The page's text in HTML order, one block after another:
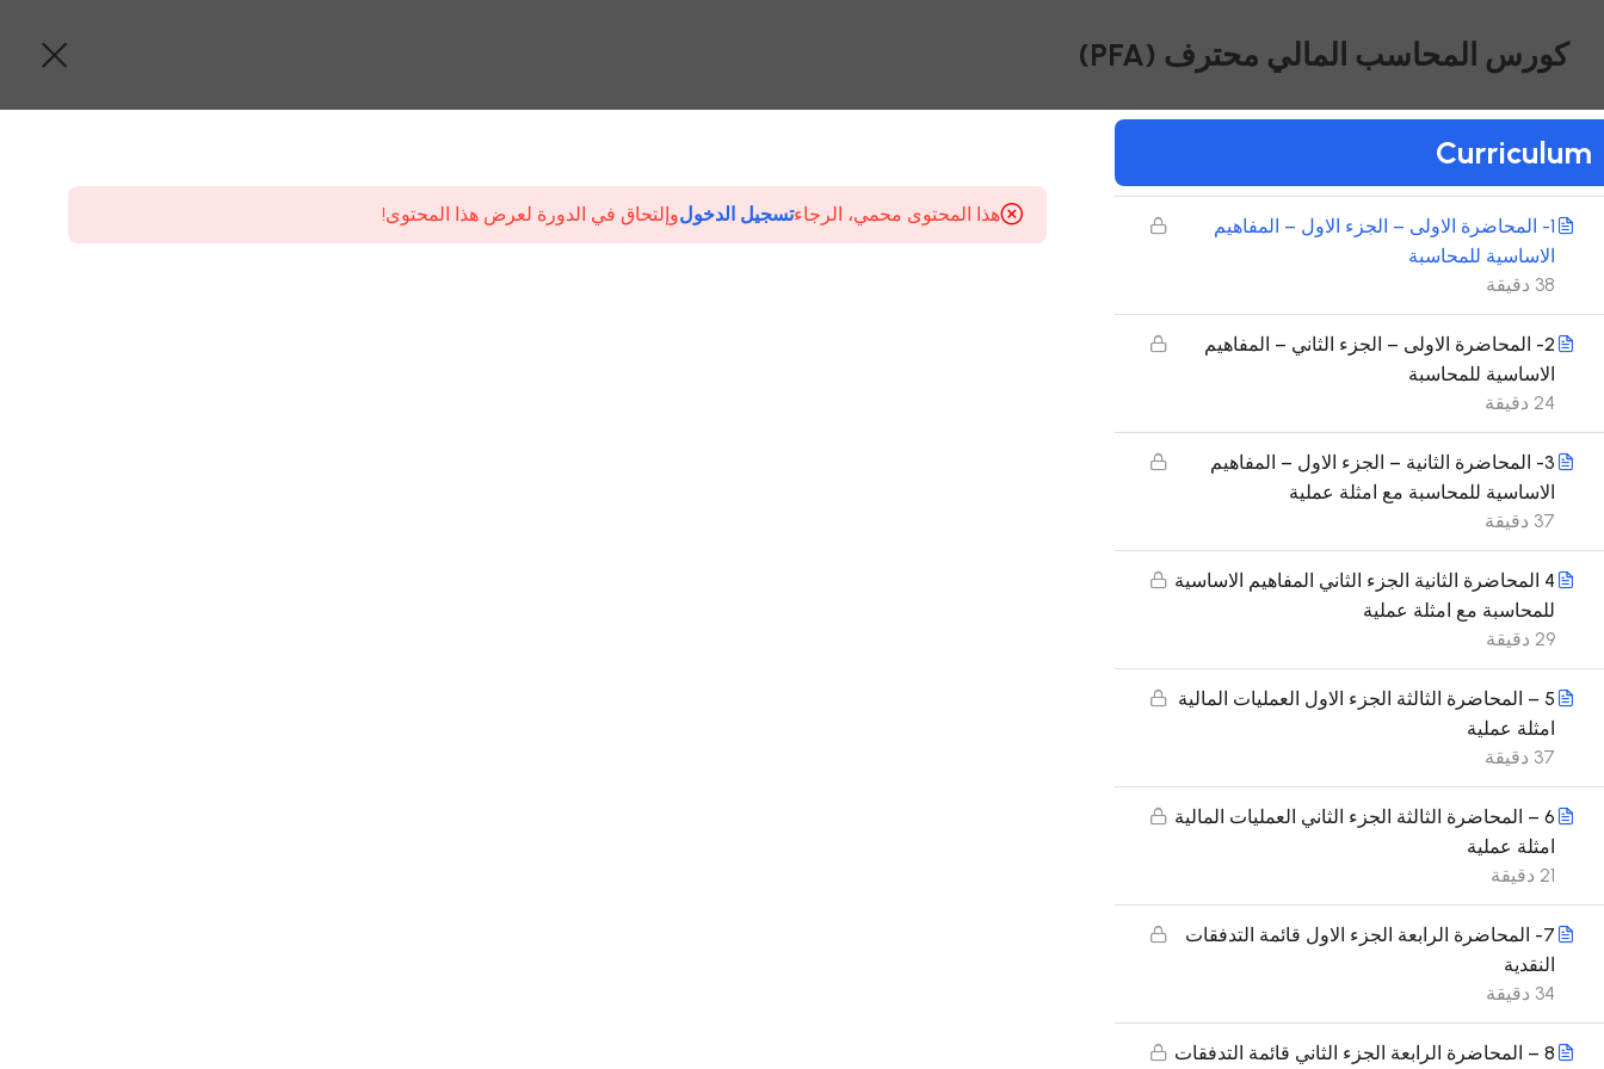
Accountant (PFA)
24
1- المحاضرة الاولى – الجزء الاول – المفاهيم
الاساسية للمحاسبة
38 دقيقة
2- المحاضرة الاولى – الجزء الثاني – المفاهيم
الاساسية للمحاسبة
24 دقيقة
3- المحاضرة الثانية – الجزء الاول – المفاهيم
الاساسية للمحاسبة مع امثلة عملية
37 دقيقة
4 المحاضرة الثانية الجزء الثاني المفاهيم الاساسية
للمحاسبة مع امثلة عملية
29 دقيقة
5 – المحاضرة الثالثة الجزء الاول العمليات المالية
امثلة عملية
37 دقيقة
6 – المحاضرة الثالثة الجزء الثاني العمليات المالية
امثلة عملية
21 دقيقة
7- المحاضرة الرابعة الجزء الاول قائمة التدفقات
النقدية
34 دقيقة
8 – المحاضرة الرابعة الجزء الثاني قائمة التدفقات
كورس المحاسب المالي محترف (PFA)
Curriculum
هذا المحتوى محمي، الرجاءتسجيل الدخولوإلتحاق في الدورة لعرض هذا المحتوى!